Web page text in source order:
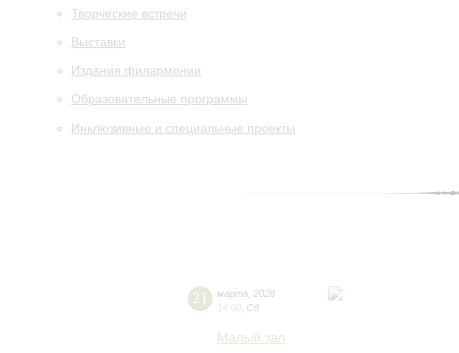
Творческие встречи
Выставки
Издания филармонии
Образовательные программы
Инклюзивные и специальные проекты
21 марта
2026
14:00 Сб
Малый зал